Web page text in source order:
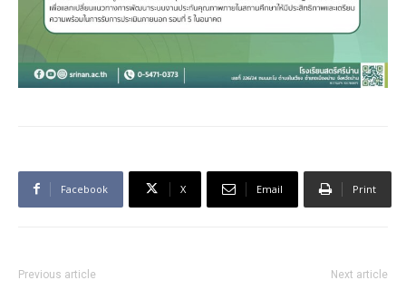
Facebook X Email Print
Previous article Next article